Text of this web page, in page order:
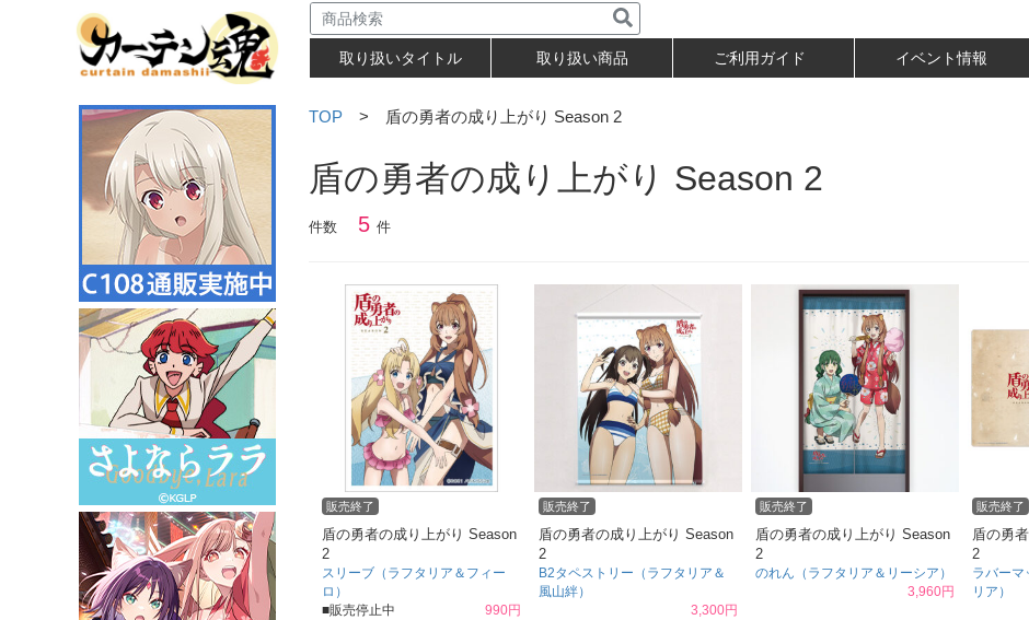
取り扱いタイトル 取り扱い商品 ご利用ガイド イベント情報
TOP > 盾の勇者の成り上がり Season 2
盾の勇者の成り上がり Season 2
件数 5 件
販売終了
盾の勇者の成り上がり Season
2
スリーブ（ラフタリア＆フィー
ロ）
■販売停止中
990円
販売終了
盾の勇者の成り上がり Season
2
B2タペストリー（ラフタリア＆
風山絆）
3,300円
販売終了
盾の勇者の成り上がり Season
2
のれん（ラフタリア＆リーシア）
3,960円
販売終了
盾の勇
2
ラバーマ
リア）